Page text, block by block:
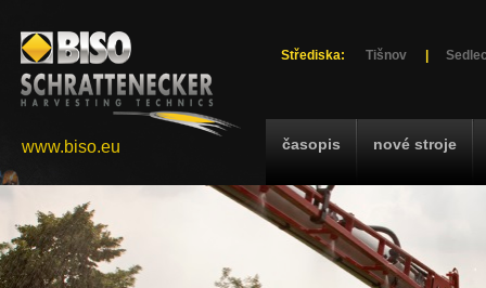
Střediska: Tišnov
časopis nové stroje
www.biso.eu